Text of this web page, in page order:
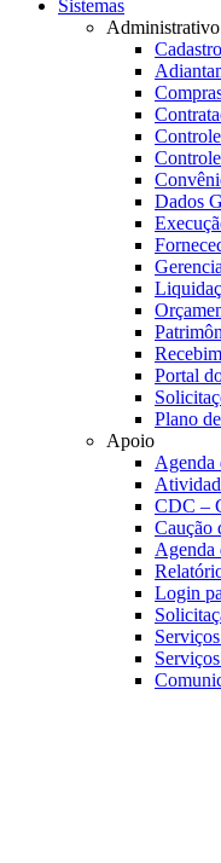
Sistemas
Administrativo
Dados
Portal
Plano
Apoio
Agenda
CDC –
Caução
Agenda
Login